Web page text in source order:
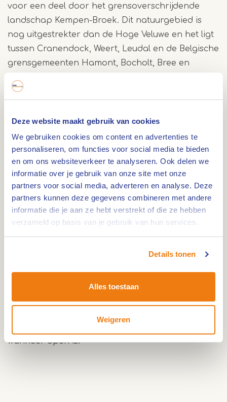
Deze website maakt gebruik van cookies
We gebruiken cookies om content en advertenties te
personaliseren, om functies voor social media te bieden
en om ons websiteverkeer te analyseren. Ook delen we
informatie over je gebruik van onze site met onze
partners voor social media, adverteren en analyse. Deze
partners kunnen deze gegevens combineren met andere
informatie die je aan ze hebt verstrekt of die ze hebben
verzameld op basis van je gebruik van hun services.
Details tonen
Alles toestaan
Weigeren
voor een deel door het grensoverschrijdende
landschap Kempen-Broek. Dit natuurgebied is
nog uitgestrekter dan de Hoge Veluwe en het ligt
tussen Cranendock, Weert, Leudal en de Belgische
grensgemeenten Hamont, Bocholt, Bree en
rondom Weert verkozen tot Groenste regio ter
Wat kun je onderweg tegenkomen?
Onderweg kom je genoeg mooie
bezienswaardigheden tegen die een bezoekje
waard zijn. Veel van deze plekjes getuigen van het
oude agrarische karakter van de streek zoals de
oude monumentale langgevelboerderijen die zo
kenmerkend zijn voor deze regio. Verder vind je
windmolens, drie watermolens en een
waterkrachtcentrale. Enkele van deze windmolens
zijn regelmatig geopend en ook nu nog vaak in
bedrijf. Wil je een van de molens bezoeken? Kijk
wanneer open is.